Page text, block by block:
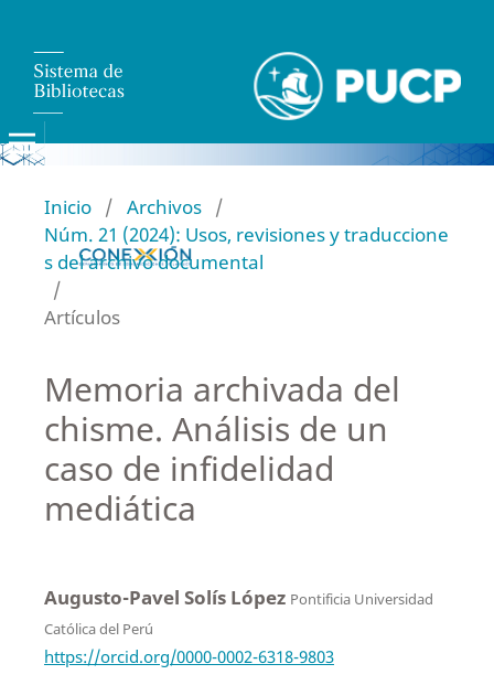
Inicio / Archivos /
Núm. 21 (2024): Usos, revisiones y traduccione
s del archivo documental
/
Artículos
Memoria archivada del
chisme. Análisis de un
caso de infidelidad
mediática
Augusto-Pavel Solís López Pontificia Universidad
Católica del Perú
https://orcid.org/0000-0002-6318-9803